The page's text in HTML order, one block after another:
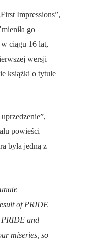
Impressions”,
go
ciągu 16 lat,
wersji
książki o tytule
powieści
była jedną z
of PRIDE
PRIDE and
miseries, so